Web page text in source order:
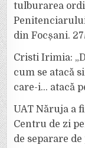
tulburarea
din Focșani.
Cristi Irimia:
cum se atacă
care-i… atacă
UAT Năruja a
Centru de zi
de separare